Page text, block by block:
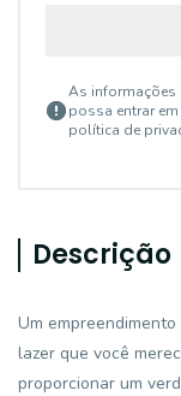
As informações
possa entrar
política de
Descrição
Um
lazer que você
proporcionar um